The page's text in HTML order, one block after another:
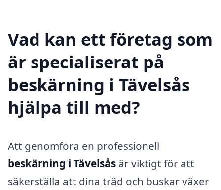
Vad kan ett företag som
är specialiserat på
beskärning i Tävelsås
hjälpa till med?
Att genomföra en professionell
beskärning i Tävelsås är viktigt för att
säkerställa att dina träd och buskar växer